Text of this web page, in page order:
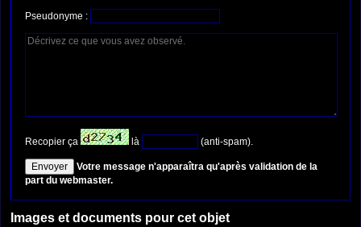
Pseudonyme :
Recopier ça là (anti-spam).
Votre message n'apparaîtra qu'après validation de la
part du webmaster.
Images et documents pour cet objet